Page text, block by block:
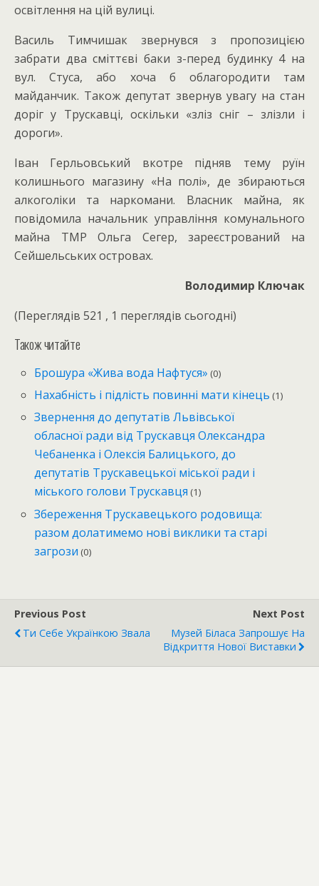
освітлення на цій вулиці.
Василь Тимчишак звернувся з пропозицією
забрати два сміттєві баки з-перед будинку 4 на
вул. Стуса, або хоча б облагородити там
майданчик. Також депутат звернув увагу на стан
доріг у Трускавці, оскільки «зліз сніг – злізли і
дороги».
Іван Герльовський вкотре підняв тему руїн
колишнього магазину «На полі», де збираються
алкоголіки та наркомани. Власник майна, як
повідомила начальник управління комунального
майна ТМР Ольга Сегер, зареєстрований на
Сейшельських островах.
Володимир Ключак
(Переглядів 521 , 1 переглядів сьогодні)
Також читайте
Брошура «Жива вода Нафтуся» (0)
Нахабність і підлість повинні мати кінець (1)
Звернення до депутатів Львівської
обласної ради від Трускавця Олександра
Чебаненка і Олексія Балицького, до
депутатів Трускавецької міської ради і
міського голови Трускавця (1)
Збереження Трускавецького родовища:
разом долатимемо нові виклики та старі
загрози (0)
Previous Post
Ти Себе Українкою Звала
Next Post
Музей Біласа Запрошує На
Відкриття Нової Виставки